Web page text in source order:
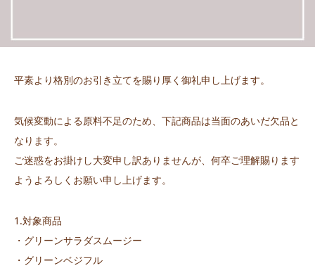
平素より格別のお引き立てを賜り厚く御礼申し上げます。
気候変動による原料不足のため、下記商品は当面のあいだ欠品と
なります。
ご迷惑をお掛けし大変申し訳ありませんが、何卒ご理解賜ります
ようよろしくお願い申し上げます。
1.対象商品
・グリーンサラダスムージー
・グリーンベジフル